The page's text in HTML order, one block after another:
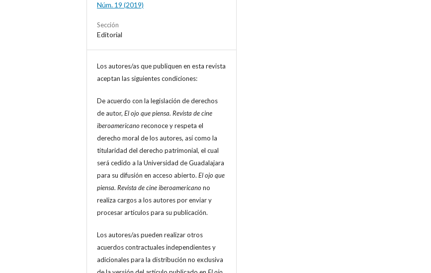
Núm. 19 (2019)
Sección
Editorial
Los autores/as que publiquen en esta revista
aceptan las siguientes condiciones:
De acuerdo con la legislación de derechos
de autor, El ojo que piensa. Revista de cine
iberoamericanoreconoce y respeta el
derecho moral de los autores, así como la
titularidad del derecho patrimonial, el cual
será cedido a la Universidad de Guadalajara
para su difusión en acceso abierto. El ojo que
piensa. Revista de cine iberoamericanono
realiza cargos a los autores por enviar y
procesar artículos para su publicación.
Los autores/as pueden realizar otros
acuerdos contractuales independientes y
adicionales para la distribución no exclusiva